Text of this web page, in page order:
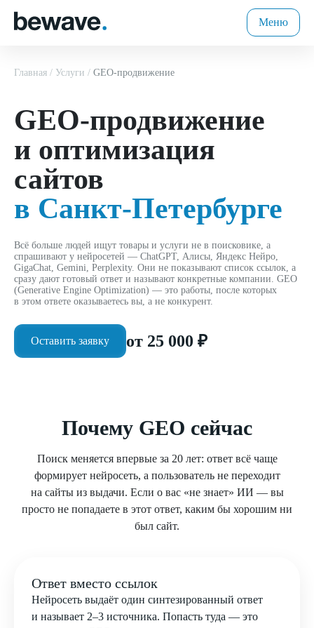
Меню
Главная Услуги GEO-продвижение
GEO-продвижение
и оптимизация
сайтов
в Санкт-Петербурге
Всё больше людей ищут товары и услуги не в поисковике, а
спрашивают у нейросетей — ChatGPT, Алисы, Яндекс Нейро,
GigaChat, Gemini, Perplexity. Они не показывают список ссылок, а
сразу дают готовый ответ и называют конкретные компании. GEO
(Generative Engine Optimization) — это работы, после которых
в этом ответе оказываетесь вы, а не конкурент.
Оставить заявку от 25 000 ₽
Почему GEO сейчас
Поиск меняется впервые за 20 лет: ответ всё чаще
формирует нейросеть, а пользователь не переходит
на сайты из выдачи. Если о вас «не знает» ИИ — вы
просто не попадаете в этот ответ, каким бы хорошим ни
был сайт.
Ответ вместо ссылок
Нейросеть выдаёт один синтезированный ответ
и называет 2–3 источника. Попасть туда — это